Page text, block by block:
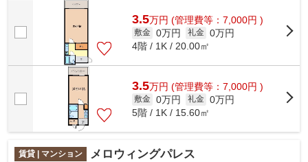
3.5万円 (管理費等：7,000円 )
敷金 0万円 礼金 0万円
4階 / 1K / 20.00㎡
3.5万円 (管理費等：7,000円 )
敷金 0万円 礼金 0万円
5階 / 1K / 15.60㎡
賃貸 | マンション メロウィングパレス